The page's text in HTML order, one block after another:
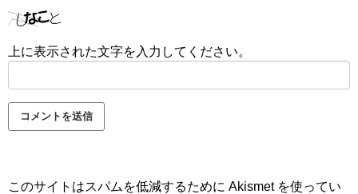
上に表示された文字を入力してください。
このサイトはスパムを低減するために Akismet を使ってい